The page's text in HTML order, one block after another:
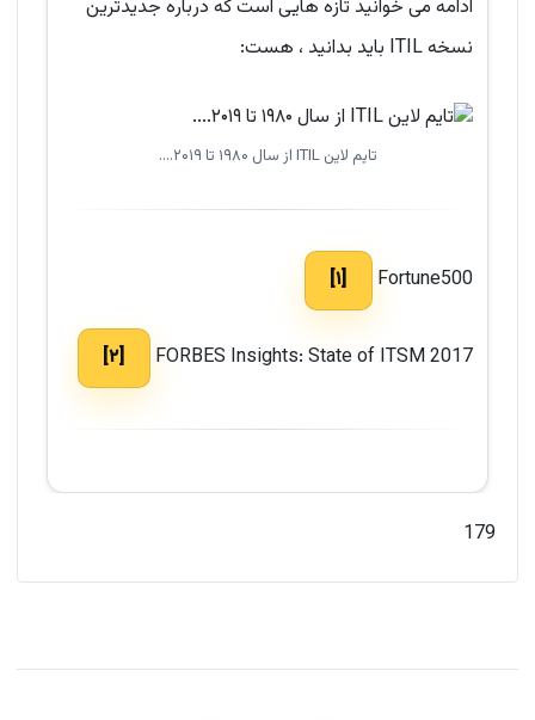
ادامه می خوانید تازه هایی است که درباره جدیدترین
نسخه ITIL باید بدانید ، هست:
تایم لاین ITIL از سال ۱۹۸۰ تا ۲۰۱۹....
[۱] Fortune500
[۲] FORBES Insights: State of ITSM 2017
179